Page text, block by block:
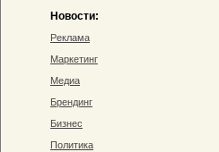
Новости:
Реклама
Маркетинг
Медиа
Брендинг
Бизнес
Политика